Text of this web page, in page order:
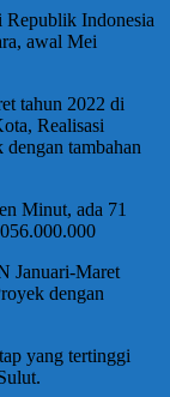
Republik Indonesia
awal Mei
tahun 2022 di
Realisasi
tambahan
Minut, ada 71
Januari-Maret
dengan
yang tertinggi